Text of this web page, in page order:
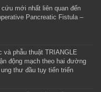
mới nhất liên quan đến
Pancreatic Fistula –
và phẫu thuật TRIANGLE
động mạch theo hai đường
thư đầu tụy tiến triển